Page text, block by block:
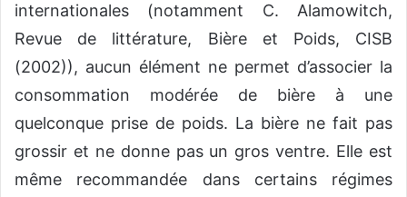
internationales (notamment C. Alamowitch,
Revue de littérature, Bière et Poids, CISB
(2002)), aucun élément ne permet d’associer la
consommation modérée de bière à une
quelconque prise de poids. La bière ne fait pas
grossir et ne donne pas un gros ventre. Elle est
même recommandée dans certains régimes